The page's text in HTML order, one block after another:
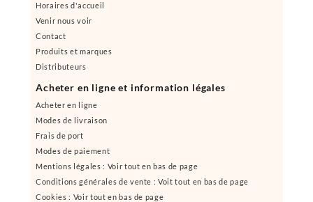
Horaires d'accueil
Venir nous voir
Contact
Produits et marques
Distributeurs
Acheter en ligne et information légales
Acheter en ligne
Modes de livraison
Frais de port
Modes de paiement
Mentions légales : Voir tout en bas de page
Conditions générales de vente : Voit tout en bas de page
Cookies : Voir tout en bas de page